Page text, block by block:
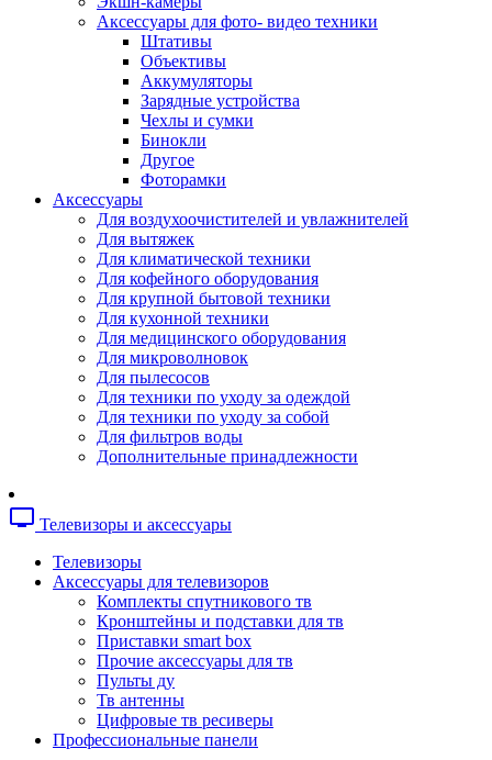
Кабели и шлейфы
Моноподы
Пленки для планшетов
Прочие аксессуары для телефонов
Стилусы
Трекеры
Чехлы для планшетов
Чехлы для смартфонов
Аксессуары для смарт-часов
Аксессуары к планшетам для рисования
Офис
Принтеры лазерные
Принтеры струйные
Принтеры матричные
Мфу лазерные
Мфу струйные
Мфу светодиодные
Портативные принтеры
Принтеры для печати наклеек
Копировальные аппараты
Сканеры
Плоттеры
Ламинаторы
Телефония
Рации
Консоли для мини-атс
Системные телефоны
Телефоны
Телефоны dect
Торговое оборудование
Детектор валют
Аксессуары для фото- видео техники
Штативы
Объективы
Аккумуляторы
Зарядные устройства
Чехлы и сумки
Бинокли
Другое
Фоторамки
Аксессуары
Для воздухоочистителей и увлажнителей
Для вытяжек
Для климатической техники
Для кофейного оборудования
Для крупной бытовой техники
Для кухонной техники
Для медицинского оборудования
Для микроволновок
Для пылесосов
Для техники по уходу за одеждой
Для техники по уходу за собой
Для фильтров воды
Дополнительные принадлежности
tv Телевизоры и аксессуары
Телевизоры
Аксессуары для телевизоров
Комплекты спутникового тв
Кронштейны и подставки для тв
Приставки smart box
Прочие аксессуары для тв
Пульты ду
Тв антенны
Цифровые тв ресиверы
Профессиональные панели